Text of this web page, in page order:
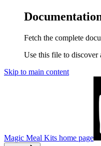
Fetch the complete
Use this file to discover
Skip to main content
Magic Meal Kits home page